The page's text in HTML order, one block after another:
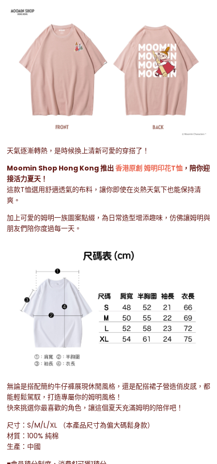
天氣逐漸轉熱，是時候換上清新可愛的穿搭了！
Moomin Shop Hong Kong 推出 香港原創 姆明印花T恤 ，陪你迎
接活力夏天！
這款T恤選用舒適透氣的布料，讓你即使在炎熱天氣下也能保持清
爽。
加上可愛的姆明一族圖案點綴，為日常造型增添趣味，仿佛讓姆明與
朋友們陪你度過每一天。
無論是搭配簡約牛仔褲展現休閒風格，還是配搭裙子營造俏皮感，都
能輕鬆駕馭，打造專屬你的姆明風格！
快來挑選你最喜歡的角色，讓這個夏天充滿姆明的陪伴吧！
尺寸：S/M/L/XL （本產品尺寸為偏大碼鬆身款）
材質：100% 純棉
生產：中國